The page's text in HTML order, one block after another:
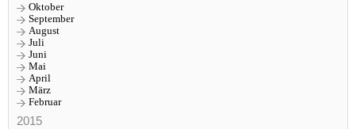
Oktober
September
August
Juli
Juni
Mai
April
März
Februar
2015